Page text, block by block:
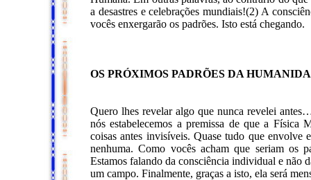
a desastres e celebrações mundiais!(2) A
vocês enxergarão os padrões. Isto está chegando.
OS PRÓXIMOS PADRÕES DA
Quero lhes revelar algo que nunca revelei
nós estabelecemos a premissa de que a Física
coisas antes invisíveis. Quase tudo que envolve
nenhuma. Como vocês acham que seriam os
Estamos falando da consciência individual e não
um campo. Finalmente, graças a isto, ela será